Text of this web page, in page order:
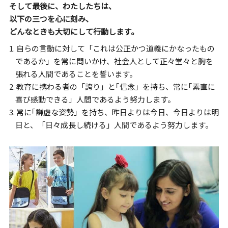
そして最後に、わたしたちは、
以下の三つを心に刻み、
どんなときも大切にして行動します。
1. 自らの言動に対して「これは公正かつ道義にかなったもの
であるか」を常に問いかけ、 社会人として正々堂々と胸を
張れる人間であることを誓います。
2. 教育に携わる者の「誇り」と｢信念」を持ち、常に｢素直に
喜び感動できる」人間であるよう努力します。
3. 常に｢謙虚な姿勢」を持ち、昨日よりは今日、今日よりは明
日と、「日々成長し続ける」人間であるよう努力します。